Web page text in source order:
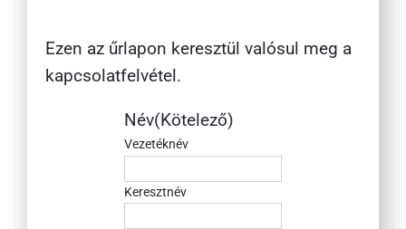
Ezen az űrlapon keresztül valósul meg a
kapcsolatfelvétel.
Név(Kötelező)
Vezetéknév
Keresztnév